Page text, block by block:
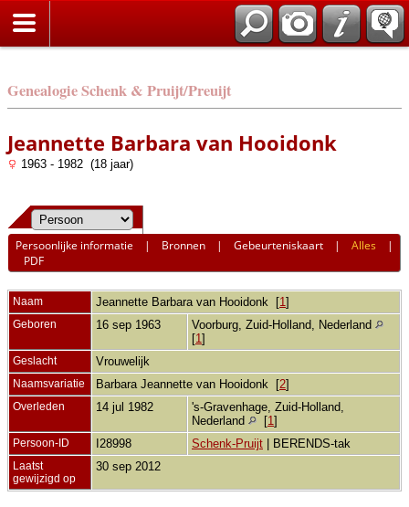
Genealogie Schenk & Pruijt/Preuijt
Jeannette Barbara van Hooidonk
1963 - 1982 (18 jaar)
Persoonlijke informatie | Bronnen |Gebeurteniskaart |Alles |
PDF
Naam Jeannette Barbara van Hooidonk [1]
Geboren 16 sep 1963
Voorburg, Zuid-Holland, Nederland
[1]
Geslacht Vrouwelijk
Naamsvariatie Barbara Jeannette van Hooidonk [2]
Overleden 14 jul 1982
's-Gravenhage, Zuid-Holland,
Nederland
[1]
Persoon-ID I28998 Schenk-Pruijt | BERENDS-tak
Laatst
gewijzigd op
30 sep 2012